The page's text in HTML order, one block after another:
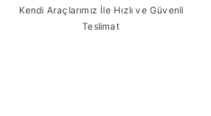
Kendi Araçlarımız İle Hızlı ve Güvenli
Teslimat